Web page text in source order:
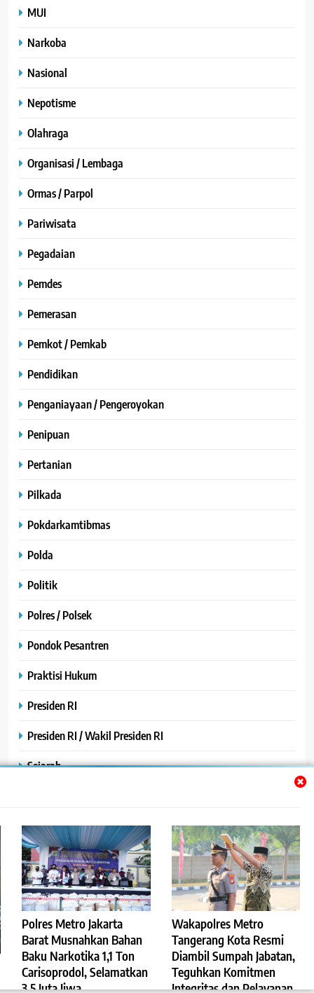
Polres Metro Jakarta
Barat Musnahkan Bahan
Baku Narkotika 1,1 Ton
Carisoprodol, Selamatkan
3,5 Juta Jiwa
Wakapolres Metro
Tangerang Kota Resmi
Diambil Sumpah Jabatan,
Teguhkan Komitmen
Integritas dan Pelayanan
MUI
Narkoba
Nasional
Nepotisme
Olahraga
Organisasi / Lembaga
Ormas / Parpol
Pariwisata
Pegadaian
Pemdes
Pemerasan
Pemkot / Pemkab
Pendidikan
Penganiayaan / Pengeroyokan
Penipuan
Pertanian
Pilkada
Pokdarkamtibmas
Polda
Politik
Polres / Polsek
Pondok Pesantren
Praktisi Hukum
Presiden RI
Presiden RI / Wakil Presiden RI
Sejarah
SPPG /MBG
TNI AU
TNI POLRI
Uncategorized
Yayasan